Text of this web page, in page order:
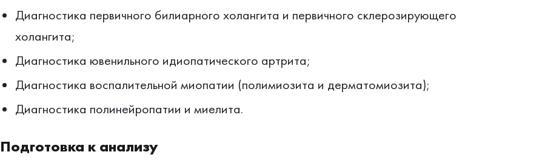
Диагностика первичного билиарного холангита и первичного склерозирующего
холангита;
Диагностика ювенильного идиопатического артрита;
Диагностика воспалительной миопатии (полимиозита и дерматомиозита);
Диагностика полинейропатии и миелита.
Подготовка к анализу